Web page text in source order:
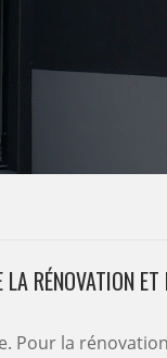
RÉNOVATION ET
Pour la